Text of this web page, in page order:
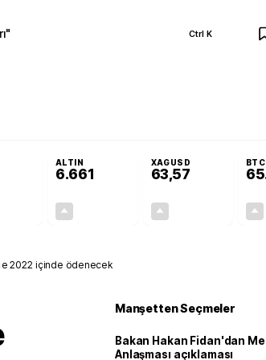
" Ctrl K
ALTIN
6.661
XAGUSD
63,57
BTC
2022 içinde ödenecek
Manşetten Seçmeler
Bakan Hakan Fidan'dan
Anlaşması açıklaması